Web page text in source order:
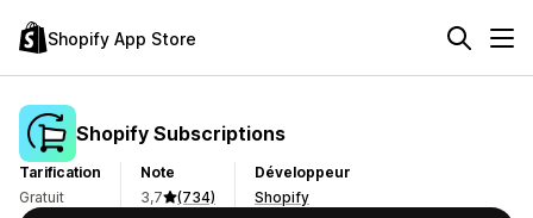
Shopify App Store
Shopify Subscriptions
Tarification
Gratuit
Note
3,7
(734)
Développeur
Shopify